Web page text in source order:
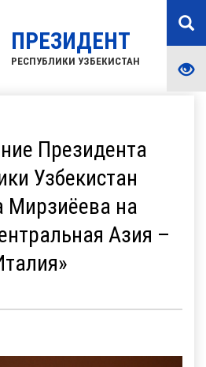
ПРЕЗИДЕНТ
РЕСПУБЛИКИ УЗБЕКИСТАН
Президента
Узбекистан
Мирзиёева на
Азия –